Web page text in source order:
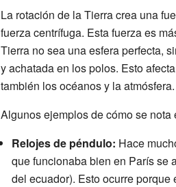
La rotación de la Tierra crea una
fuerza centrífuga. Esta fuerza es
Tierra no sea una esfera perfecta,
y achatada en los polos. Esto
también los océanos y la atmósfera.
Algunos ejemplos de cómo se nota
Relojes de péndulo: Hace
que funcionaba bien en París se
del ecuador). Esto ocurre